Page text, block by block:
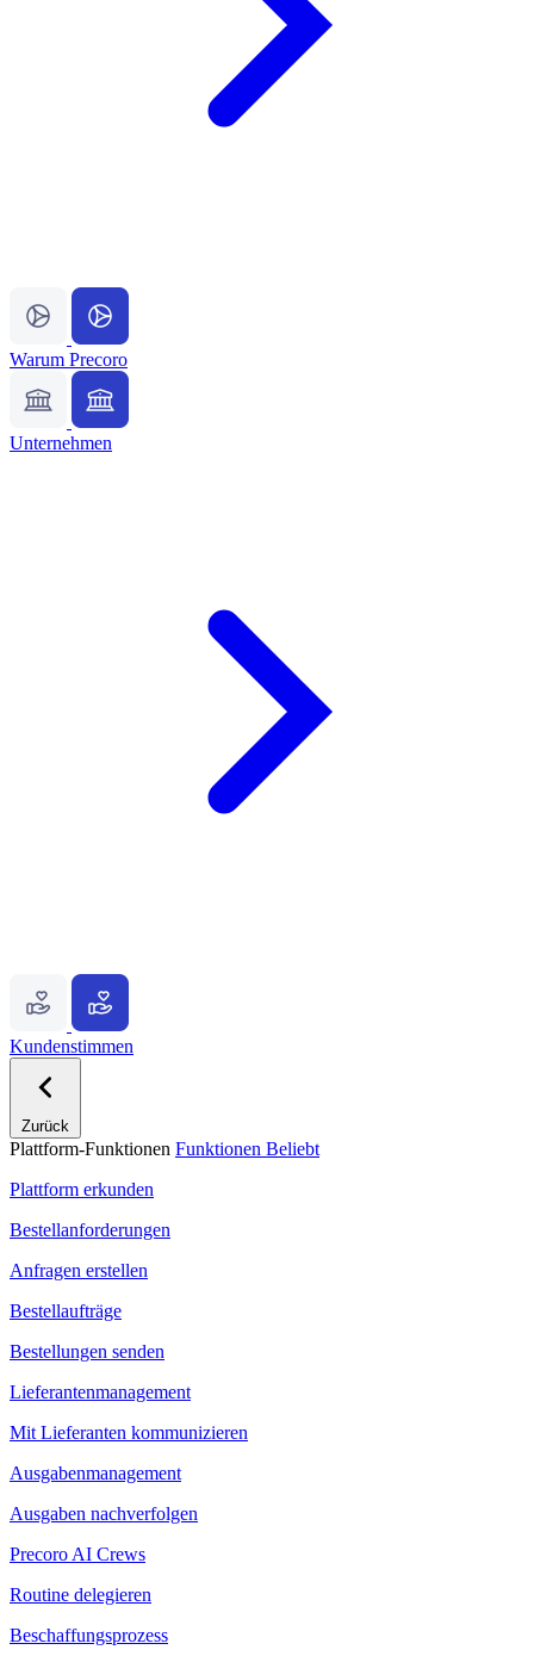
Warum Precoro
Unternehmen
Kundenstimmen
Zurück
Plattform-Funktionen Funktionen Beliebt
Plattform erkunden
Bestellanforderungen
Anfragen erstellen
Bestellaufträge
Bestellungen senden
Lieferantenmanagement
Mit Lieferanten kommunizieren
Ausgabenmanagement
Ausgaben nachverfolgen
Precoro AI Crews
Routine delegieren
Beschaffungsprozess